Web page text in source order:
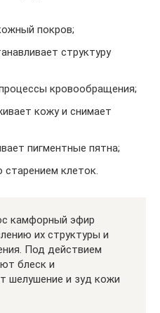
покров;
структуру
кровообращения;
кожу и снимает
пигментные пятна;
клеток.
камфорный эфир
их структуры и
Под действием
блеск и
шелушение и зуд кожи